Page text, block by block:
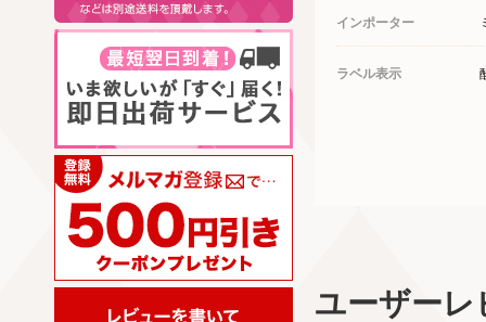
インポーター
ラベル表示
ユーザーレ